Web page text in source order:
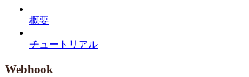
概要
チュートリアル
Webhook